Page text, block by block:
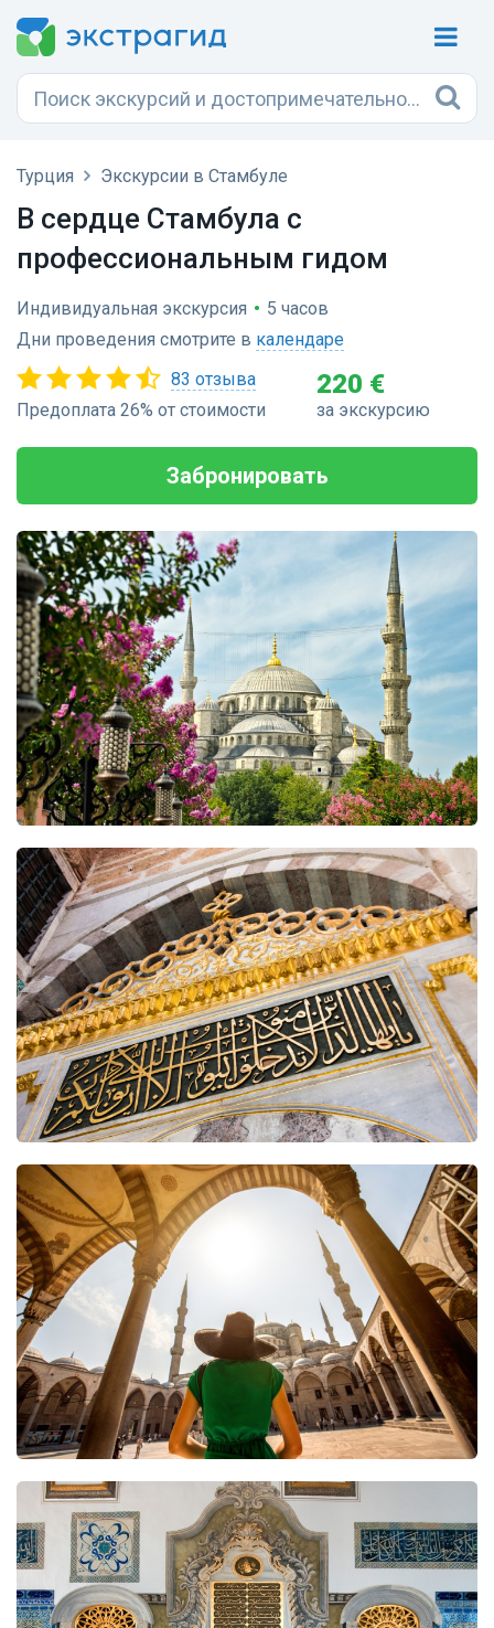
Турция Экскурсии в Стамбуле
В сердце Стамбула с
профессиональным гидом
Индивидуальная экскурсия • 5 часов
Дни проведения смотрите в календаре
83 отзыва
Предоплата 26% от стоимости
220 €
за экскурсию
Забронировать